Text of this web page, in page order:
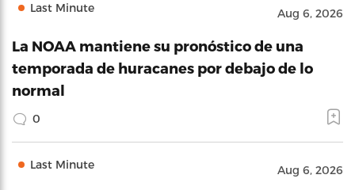
Last Minute Aug 6, 2026
La NOAA mantiene su pronóstico de una
temporada de huracanes por debajo de lo
normal
0
Last Minute Aug 6, 2026